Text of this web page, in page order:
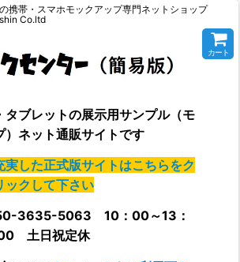
携帯・スマホモックアップ専門ネットショップ
Co.ltd
タブレットの展示用サンプル（モ
）ネット通販サイトです
した正式版サイトはこちらをク
ックして下さい
3635-5063 10：00～13：
土日祝定休
カート